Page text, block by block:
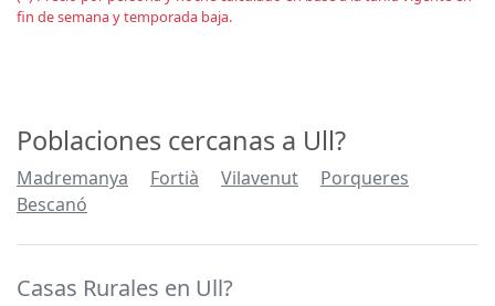
fin de semana y temporada baja.
Poblaciones cercanas a Ull?
Madremanya Fortià Vilavenut
Porqueres
Bescanó
Casas Rurales en Ull?